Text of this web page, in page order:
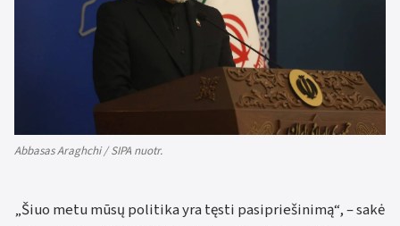
Abbasas Araghchi / SIPA nuotr.
„Šiuo metu mūsų politika yra tęsti pasipriešinimą“, – sakė